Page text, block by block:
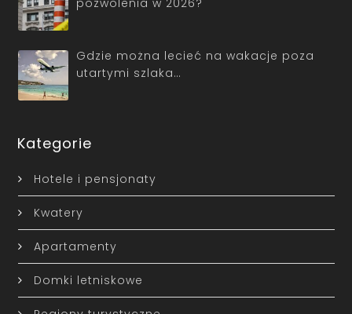
pozwolenia w 2026?
Gdzie można lecieć na wakacje poza
utartymi szlaka…
Kategorie
Hotele i pensjonaty
Kwatery
Apartamenty
Domki letniskowe